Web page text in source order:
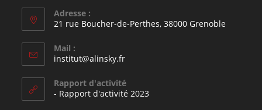
Adresse :
21 rue Boucher-de-Perthes, 38000 Grenoble
Mail :
institut@alinsky.fr
Rapport d'activité
- Rapport d'activité 2023